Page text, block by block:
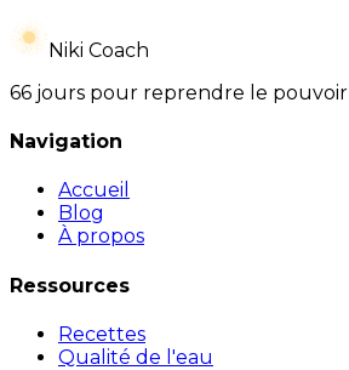
Niki Coach
66 jours pour reprendre le pouvoir
Navigation
Accueil
Blog
À propos
Ressources
Recettes
Qualité de l'eau